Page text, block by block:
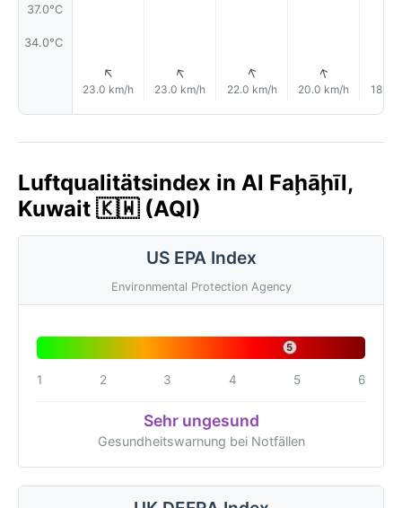
37.0°C
34.0°C
↑
23.0 km/h
↑
23.0 km/h
↑
22.0 km/h
↑
20.0 km/h 18.0
Luftqualitätsindex in Al Faḩāḩīl,
Kuwait 🇰🇼 (AQI)
US EPA Index
Environmental Protection Agency
5
1 2 3 4 5 6
Sehr ungesund
Gesundheitswarnung bei Notfällen